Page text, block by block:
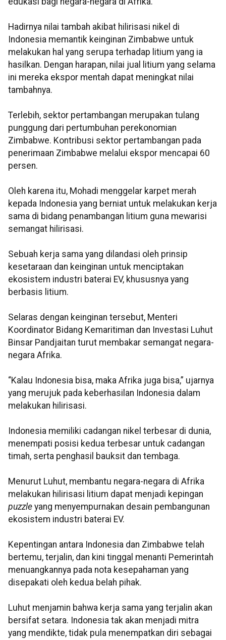
Hadirnya nilai tambah akibat hilirisasi nikel di
Indonesia memantik keinginan Zimbabwe untuk
melakukan hal yang serupa terhadap litium yang ia
hasilkan. Dengan harapan, nilai jual litium yang selama
ini mereka ekspor mentah dapat meningkat nilai
tambahnya.
Terlebih, sektor pertambangan merupakan tulang
punggung dari pertumbuhan perekonomian
Zimbabwe. Kontribusi sektor pertambangan pada
penerimaan Zimbabwe melalui ekspor mencapai 60
persen.
Oleh karena itu, Mohadi menggelar karpet merah
kepada Indonesia yang berniat untuk melakukan kerja
sama di bidang penambangan litium guna mewarisi
semangat hilirisasi.
Sebuah kerja sama yang dilandasi oleh prinsip
kesetaraan dan keinginan untuk menciptakan
ekosistem industri baterai EV, khususnya yang
berbasis litium.
Selaras dengan keinginan tersebut, Menteri
Koordinator Bidang Kemaritiman dan Investasi Luhut
Binsar Pandjaitan turut membakar semangat negara-
negara Afrika.
“Kalau Indonesia bisa, maka Afrika juga bisa,” ujarnya
yang merujuk pada keberhasilan Indonesia dalam
melakukan hilirisasi.
Indonesia memiliki cadangan nikel terbesar di dunia,
menempati posisi kedua terbesar untuk cadangan
timah, serta penghasil bauksit dan tembaga.
Menurut Luhut, membantu negara-negara di Afrika
melakukan hilirisasi litium dapat menjadi kepingan
puzzle yang menyempurnakan desain pembangunan
ekosistem industri baterai EV.
Kepentingan antara Indonesia dan Zimbabwe telah
bertemu, terjalin, dan kini tinggal menanti Pemerintah
menuangkannya pada nota kesepahaman yang
disepakati oleh kedua belah pihak.
Luhut menjamin bahwa kerja sama yang terjalin akan
bersifat setara. Indonesia tak akan menjadi mitra
yang mendikte, tidak pula menempatkan diri sebagai